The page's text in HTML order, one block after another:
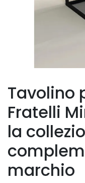
Tavolino
Fratelli
la
marchio